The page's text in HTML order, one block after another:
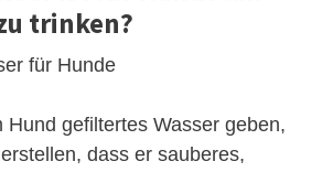
trinken?
für Hunde
Hund gefiltertes Wasser geben,
dass er sauberes,